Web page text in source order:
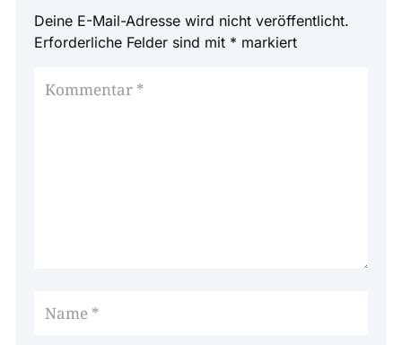
Deine E-Mail-Adresse wird nicht veröffentlicht.
Erforderliche Felder sind mit * markiert